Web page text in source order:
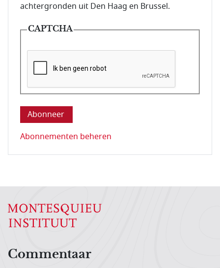
achtergronden uit Den Haag en Brussel.
CAPTCHA
Deze vraag is om te controleren dat u een mens
Abonnementen beheren
Hoofdnavigatiemenu
Commentaar